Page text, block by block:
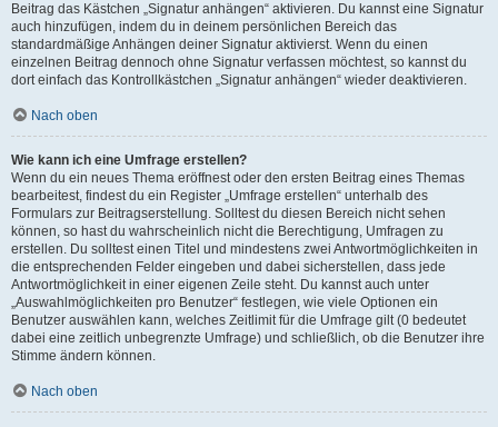
Beitrag das Kästchen „Signatur anhängen“ aktivieren. Du kannst eine Signatur
auch hinzufügen, indem du in deinem persönlichen Bereich das
standardmäßige Anhängen deiner Signatur aktivierst. Wenn du einen
einzelnen Beitrag dennoch ohne Signatur verfassen möchtest, so kannst du
dort einfach das Kontrollkästchen „Signatur anhängen“ wieder deaktivieren.
Nach oben
Wie kann ich eine Umfrage erstellen?
Wenn du ein neues Thema eröffnest oder den ersten Beitrag eines Themas
bearbeitest, findest du ein Register „Umfrage erstellen“ unterhalb des
Formulars zur Beitragserstellung. Solltest du diesen Bereich nicht sehen
können, so hast du wahrscheinlich nicht die Berechtigung, Umfragen zu
erstellen. Du solltest einen Titel und mindestens zwei Antwortmöglichkeiten in
die entsprechenden Felder eingeben und dabei sicherstellen, dass jede
Antwortmöglichkeit in einer eigenen Zeile steht. Du kannst auch unter
„Auswahlmöglichkeiten pro Benutzer“ festlegen, wie viele Optionen ein
Benutzer auswählen kann, welches Zeitlimit für die Umfrage gilt (0 bedeutet
dabei eine zeitlich unbegrenzte Umfrage) und schließlich, ob die Benutzer ihre
Stimme ändern können.
Nach oben